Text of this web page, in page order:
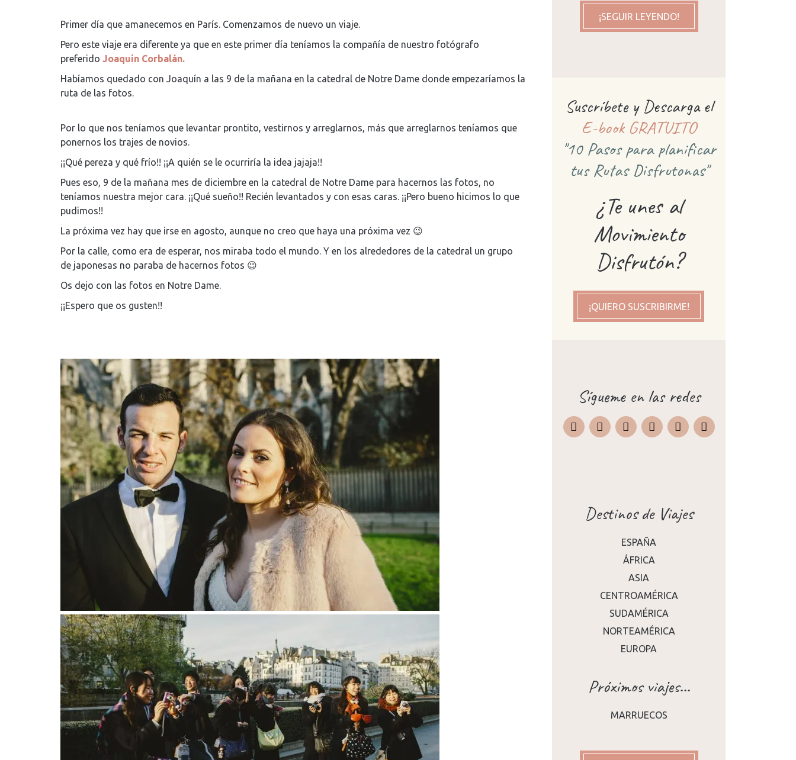
Primer día que amanecemos en París. Comenzamos de nuevo un viaje.
Pero este viaje era diferente ya que en este primer día teníamos la compañía de nuestro fotógrafo
preferido Joaquín Corbalán.
Habíamos quedado con Joaquín a las 9 de la mañana en la catedral de Notre Dame donde empezaríamos la
ruta de las fotos.
Por lo que nos teníamos que levantar prontito, vestirnos y arreglarnos, más que arreglarnos teníamos que
ponernos los trajes de novios.
¡¡Qué pereza y qué frío!! ¡¡A quién se le ocurriría la idea jajaja!!
Pues eso, 9 de la mañana mes de diciembre en la catedral de Notre Dame para hacernos las fotos, no
teníamos nuestra mejor cara. ¡¡Qué sueño!! Recién levantados y con esas caras. ¡¡Pero bueno hicimos lo que
pudimos!!
La próxima vez hay que irse en agosto, aunque no creo que haya una próxima vez 😉
Por la calle, como era de esperar, nos miraba todo el mundo. Y en los alrededores de la catedral un grupo
de japonesas no paraba de hacernos fotos 😉
Os dejo con las fotos en Notre Dame.
¡¡Espero que os gusten!!
¡SEGUIR LEYENDO!
Suscríbete y Descarga el
E-book GRATUITO
"10 Pasos para planificar
tus Rutas Disfrutonas"
¿Te unes al
Movimiento
Disfrutón?
¡QUIERO SUSCRIBIRME!
Sígueme en las redes
InstagramFacebook
X Pinterest TripAdvisor
Destinos de Viajes
ESPAÑA
ÁFRICA
ASIA
CENTROAMÉRICA
SUDAMÉRICA
NORTEAMÉRICA
EUROPA
Próximos viajes...
MARRUECOS